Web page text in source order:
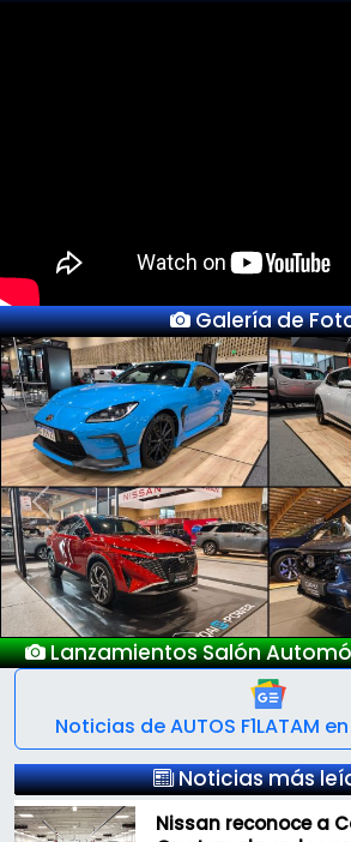
Galería de
Nuevo Deepal
Previous
Noticias de AUTOS F1LATAM
Noticias más
Nissan reconoce a